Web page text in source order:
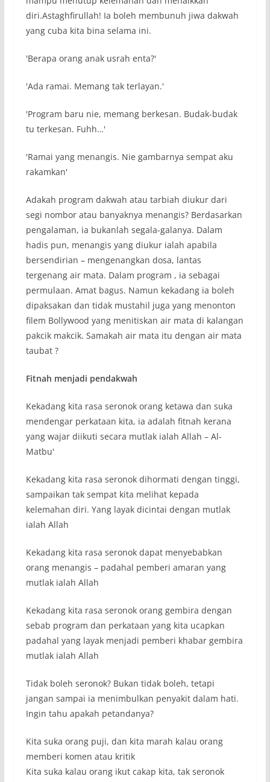
diri.Astaghfirullah! Ia boleh membunuh jiwa dakwah
yang cuba kita bina selama ini.
'Berapa orang anak usrah enta?'
'Ada ramai. Memang tak terlayan.'
'Program baru nie, memang berkesan. Budak-budak
tu terkesan. Fuhh…'
'Ramai yang menangis. Nie gambarnya sempat aku
rakamkan'
Adakah program dakwah atau tarbiah diukur dari
segi nombor atau banyaknya menangis? Berdasarkan
pengalaman, ia bukanlah segala-galanya. Dalam
hadis pun, menangis yang diukur ialah apabila
bersendirian – mengenangkan dosa, lantas
tergenang air mata. Dalam program , ia sebagai
permulaan. Amat bagus. Namun kekadang ia boleh
dipaksakan dan tidak mustahil juga yang menonton
filem Bollywood yang menitiskan air mata di kalangan
pakcik makcik. Samakah air mata itu dengan air mata
taubat ?
Fitnah menjadi pendakwah
Kekadang kita rasa seronok orang ketawa dan suka
mendengar perkataan kita, ia adalah fitnah kerana
yang wajar diikuti secara mutlak ialah Allah – Al-
Matbu'
Kekadang kita rasa seronok dihormati dengan tinggi,
sampaikan tak sempat kita melihat kepada
kelemahan diri. Yang layak dicintai dengan mutlak
ialah Allah
Kekadang kita rasa seronok dapat menyebabkan
orang menangis – padahal pemberi amaran yang
mutlak ialah Allah
Kekadang kita rasa seronok orang gembira dengan
sebab program dan perkataan yang kita ucapkan
padahal yang layak menjadi pemberi khabar gembira
mutlak ialah Allah
Tidak boleh seronok? Bukan tidak boleh, tetapi
jangan sampai ia menimbulkan penyakit dalam hati.
Ingin tahu apakah petandanya?
Kita suka orang puji, dan kita marah kalau orang
memberi komen atau kritik
Kita suka kalau orang ikut cakap kita, tak seronok